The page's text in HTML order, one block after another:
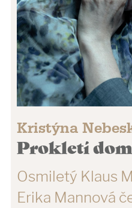
Kristýna
Prokletí
Osmiletý Klaus
Erika Mannová